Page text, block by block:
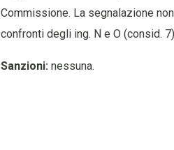
Commissione. La segnalazione
confronti degli ing. N e O (consid.
Sanzioni: nessuna.